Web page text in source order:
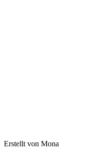
Erstellt von Mona